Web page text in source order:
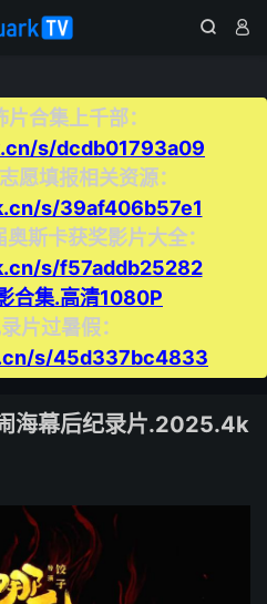
 
合集上千部：
s/dcdb01793a09
愿填报相关资源：
s/39af406b57e1
斯卡获奖影片大全：
s/f57addb25282
合集.高清1080P
片过暑假：
s/45d337bc4833
海幕后纪录片.2025.4k